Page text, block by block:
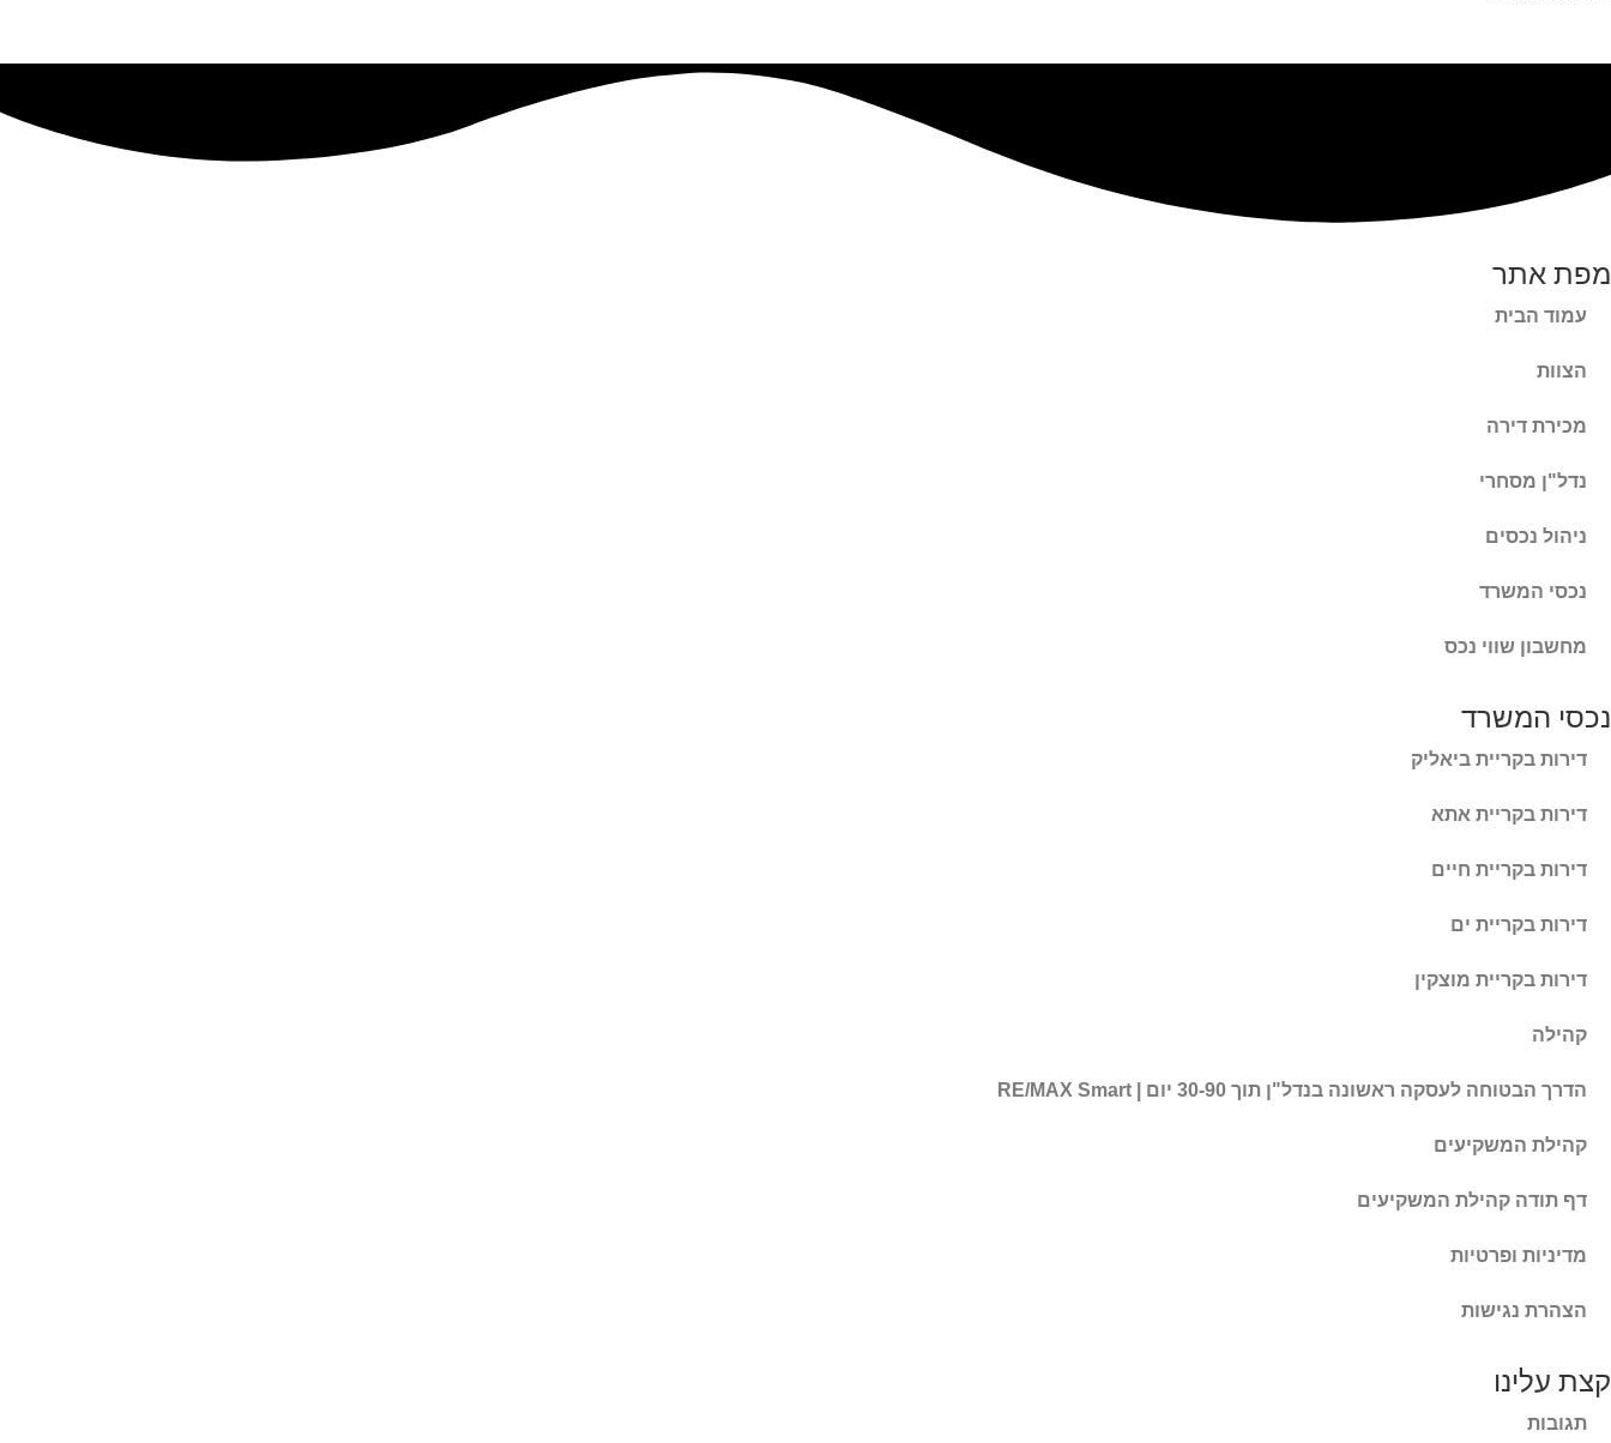
מפת אתר
עמוד הבית
הצוות
מכירת דירה
נדל"ן מסחרי
ניהול נכסים
נכסי המשרד
מחשבון שווי נכס
נכסי המשרד
דירות בקריית ביאליק
דירות בקריית אתא
דירות בקריית חיים
דירות בקריית ים
דירות בקריית מוצקין
קהילה
הדרך הבטוחה לעסקה ראשונה בנדל"ן תוך 30-90 יום | RE/MAX Smart
קהילת המשקיעים
דף תודה קהילת המשקיעים
מדיניות ופרטיות
הצהרת נגישות
קצת עלינו
תגובות